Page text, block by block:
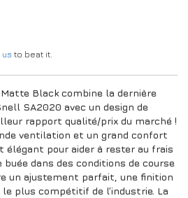
us to beat it.
Black combine la dernière
SA2020 avec un design de
rapport qualité/prix du marché !
ventilation et un grand confort
élégant pour aider à rester au frais
dans des conditions de course
un ajustement parfait, une finition
plus compétitif de l’industrie. La